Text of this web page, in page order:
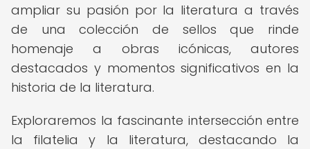
ampliar su pasión por la literatura a través
de una colección de sellos que rinde
homenaje a obras icónicas, autores
destacados y momentos significativos en la
historia de la literatura.
Exploraremos la fascinante intersección entre
la filatelia y la literatura, destacando la